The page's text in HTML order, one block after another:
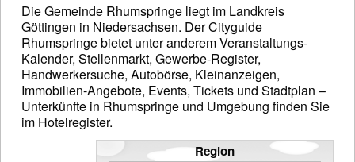
Die Gemeinde Rhumspringe liegt im Landkreis
Göttingen in Niedersachsen. Der Cityguide
Rhumspringe bietet unter anderem Veranstaltungs-
Kalender, Stellenmarkt, Gewerbe-Register,
Handwerkersuche, Autobörse, Kleinanzeigen,
Immobilien-Angebote, Events, Tickets und Stadtplan –
Unterkünfte in Rhumspringe und Umgebung finden Sie
im Hotelregister.
Region